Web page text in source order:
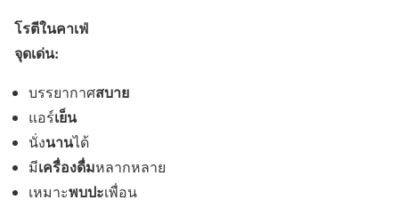
โรตีในคาเฟ่
จุดเด่น:
บรรยากาศสบาย
แอร์เย็น
นั่งนานได้
มีเครื่องดื่มหลากหลาย
เหมาะพบปะเพื่อน